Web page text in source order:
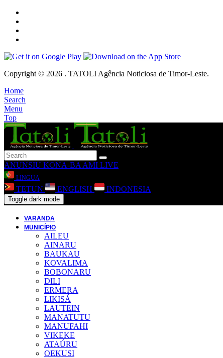
Copyright © 2026 . TATOLI Agência Noticiosa de Timor-Leste.
Home
Search
Menu
Top
ANUNSIU KONA-BA AMI LIVE
LINGUA
TETUN ENGLISH INDONESIA
Toggle dark mode
VARANDA
MUNICÍPIO
AILEU
AINARU
BAUKAU
KOVALIMA
BOBONARU
DILI
ERMERA
LIKISÁ
LAUTEIN
MANATUTU
MANUFAHI
VIKEKE
ATAÚRU
OEKUSI